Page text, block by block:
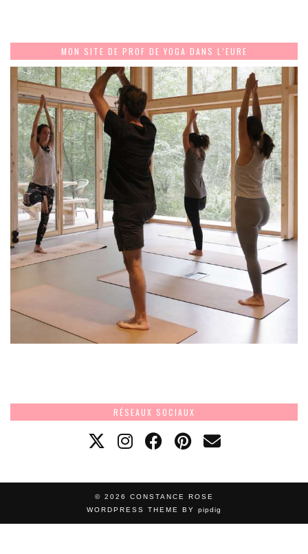
MON SITE DE PROF DE YOGA DANS L’EURE
RÉSEAUX SOCIAUX
© 2026 CONSTANCE ROSE
WORDPRESS THEME BY pipdig